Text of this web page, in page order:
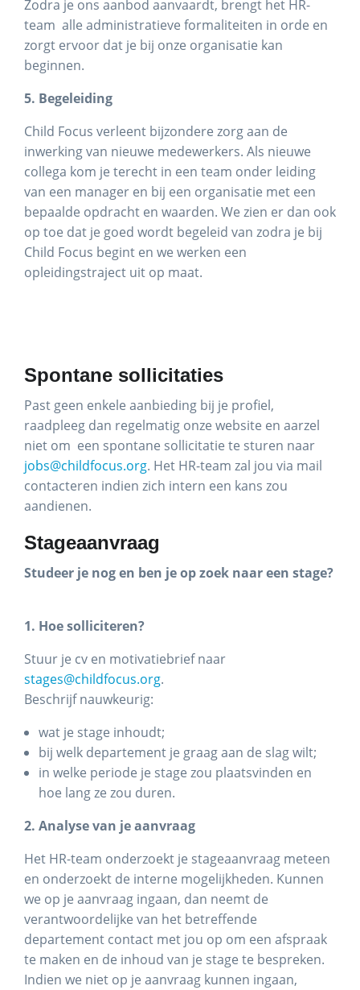
Zodra je ons aanbod aanvaardt, brengt het HR-
team alle administratieve formaliteiten in orde en
zorgt ervoor dat je bij onze organisatie kan
beginnen.
5. Begeleiding
Child Focus verleent bijzondere zorg aan de
inwerking van nieuwe medewerkers. Als nieuwe
collega kom je terecht in een team onder leiding
van een manager en bij een organisatie met een
bepaalde opdracht en waarden. We zien er dan ook
op toe dat je goed wordt begeleid van zodra je bij
Child Focus begint en we werken een
opleidingstraject uit op maat.
Spontane sollicitaties
Past geen enkele aanbieding bij je profiel,
raadpleeg dan regelmatig onze website en aarzel
niet om een spontane sollicitatie te sturen naar
jobs@childfocus.org. Het HR-team zal jou via mail
contacteren indien zich intern een kans zou
aandienen.
Stageaanvraag
Studeer je nog en ben je op zoek naar een stage?
1. Hoe solliciteren?
Stuur je cv en motivatiebrief naar
stages@childfocus.org.
Beschrijf nauwkeurig:
wat je stage inhoudt;
bij welk departement je graag aan de slag wilt;
in welke periode je stage zou plaatsvinden en
hoe lang ze zou duren.
2. Analyse van je aanvraag
Het HR-team onderzoekt je stageaanvraag meteen
en onderzoekt de interne mogelijkheden. Kunnen
we op je aanvraag ingaan, dan neemt de
verantwoordelijke van het betreffende
departement contact met jou op om een afspraak
te maken en de inhoud van je stage te bespreken.
Indien we niet op je aanvraag kunnen ingaan,